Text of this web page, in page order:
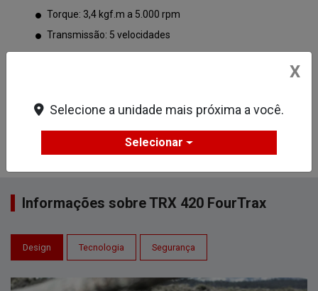
Torque: 3,4 kgf.m a 5.000 rpm
Transmissão: 5 velocidades
Informações sobre TRX 420 FourTrax
Design Tecnologia Segurança
X
Selecione a unidade mais próxima a você.
Selecionar